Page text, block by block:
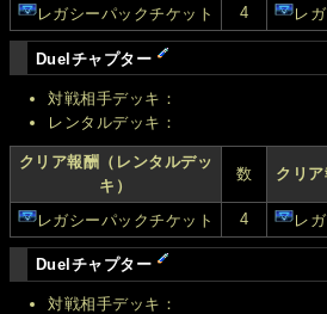
レガシーパックチケット 4 レ
Duelチャプター
対戦相手デッキ：
レンタルデッキ：
クリア報酬（レンタルデッ
キ）
数 クリア
レガシーパックチケット 4 レ
Duelチャプター
対戦相手デッキ：